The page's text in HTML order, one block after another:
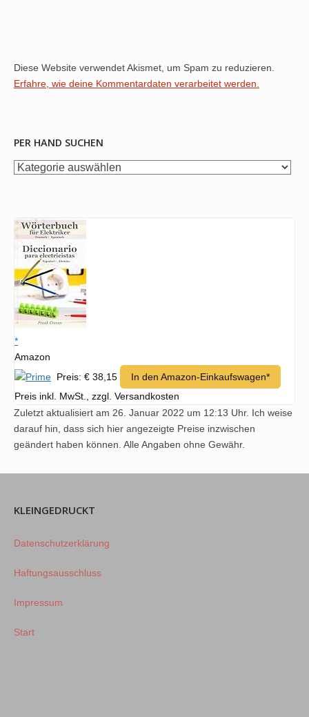
Diese Website verwendet Akismet, um Spam zu reduzieren.
Erfahre, wie deine Kommentardaten verarbeitet werden.
PER HAND SUCHEN
per
*
Amazon
Preis: € 38,15
In den Amazon-Einkaufswagen*
Preis inkl. MwSt., zzgl. Versandkosten
Zuletzt aktualisiert am 26. Januar 2022 um 12:13 Uhr. Ich weise
darauf hin, dass sich hier angezeigte Preise inzwischen
geändert haben können. Alle Angaben ohne Gewähr.
KLEINGEDRUCKT
Datenschutzerklärung
Haftungsausschluss
Impressum
Start